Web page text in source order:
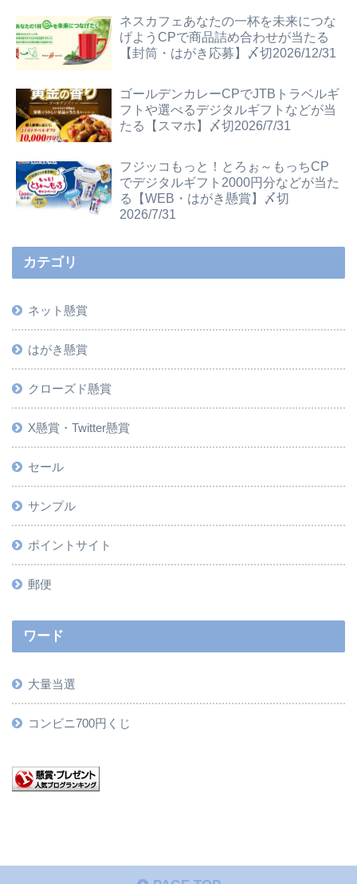
ネスカフェあなたの一杯を未来につな
げようCPで商品詰め合わせが当たる
【封筒・はがき応募】〆切2026/12/31
ゴールデンカレーCPでJTBトラベルギ
フトや選べるデジタルギフトなどが当
たる【スマホ】〆切2026/7/31
フジッコもっと！とろぉ～もっちCP
でデジタルギフト2000円分などが当た
る【WEB・はがき懸賞】〆切
2026/7/31
カテゴリ
ネット懸賞
はがき懸賞
クローズド懸賞
X懸賞・Twitter懸賞
セール
サンプル
ポイントサイト
郵便
ワード
大量当選
コンビニ700円くじ